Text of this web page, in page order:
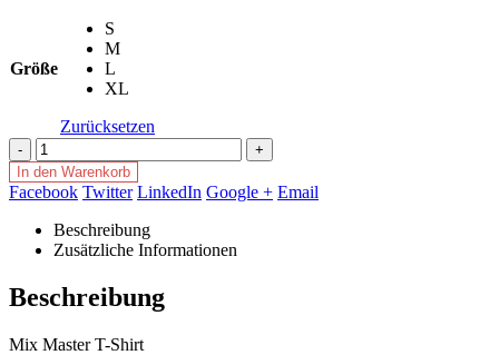
Größe
S
M
L
XL
Zurücksetzen
-
+
In den Warenkorb
Facebook Twitter LinkedIn Google + Email
Beschreibung
Zusätzliche Informationen
Beschreibung
Mix Master T-Shirt